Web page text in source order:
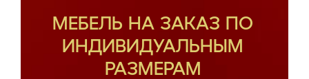
МЕБЕЛЬ НА ЗАКАЗ ПО
ИНДИВИДУАЛЬНЫМ
РАЗМЕРАМ